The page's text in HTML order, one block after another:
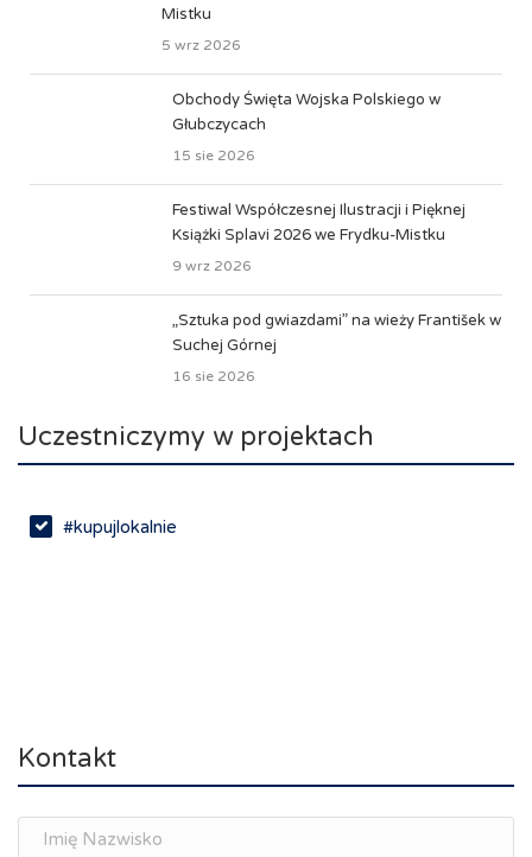
Mistku
5 wrz 2026
Obchody Święta Wojska Polskiego w
Głubczycach
15 sie 2026
Festiwal Współczesnej Ilustracji i Pięknej
Książki Splavi 2026 we Frydku-Mistku
9 wrz 2026
„Sztuka pod gwiazdami” na wieży František w
Suchej Górnej
16 sie 2026
Uczestniczymy w projektach
#kupujlokalnie
Kontakt